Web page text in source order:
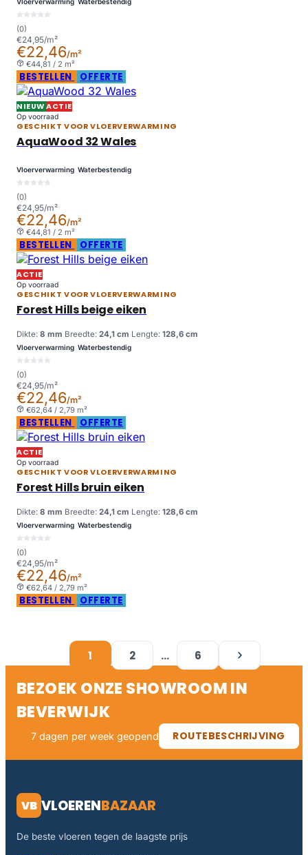
(0)
€24,95/m²
€22,46/m²
€44,81 / 2 m²
BESTELLEN OFFERTE
NIEUWACTIE
Op voorraad
GESCHIKT VOOR VLOERVERWARMING
AquaWood 32 Wales
Vloerverwarming Waterbestendig
(0)
€24,95/m²
€22,46/m²
€44,81 / 2 m²
BESTELLEN OFFERTE
ACTIE
Op voorraad
GESCHIKT VOOR VLOERVERWARMING
Forest Hills beige eiken
Dikte: 8 mm Breedte: 24,1 cm Lengte: 128,6 cm
Vloerverwarming Waterbestendig
(0)
€24,95/m²
€22,46/m²
€62,64 / 2,79 m²
BESTELLEN OFFERTE
ACTIE
Op voorraad
GESCHIKT VOOR VLOERVERWARMING
Forest Hills bruin eiken
Dikte: 8 mm Breedte: 24,1 cm Lengte: 128,6 cm
Vloerverwarming Waterbestendig
(0)
€24,95/m²
€22,46/m²
€62,64 / 2,79 m²
BESTELLEN OFFERTE
1 2 … 6 VOLGENDE
BEZOEK ONZE SHOWROOM IN
BEVERWIJK
7 dagen per week geopend ROUTEBESCHRIJVING
VB VLOERENBAZAAR
De beste vloeren tegen de laagste prijs